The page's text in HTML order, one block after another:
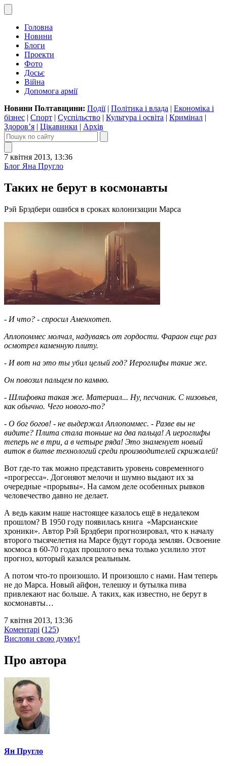
Головна
Новини
Блоги
Проекти
Фото
Досьє
Війна
Допомога армії
Новини Полтавщини: Події| Політика і влада | Економіка і
бізнес | Спорт | Суспільство | Культура і освіта | Кримінал |
Здоров’я | Цікавинки | Архів
7 квітня 2013, 13:36
Блог Яна Пругло
Таких не берут в космонавты
Рэй Брэдбери ошибся в сроках колонизации Марса
- И что? - спросил Аменхотеп.
Аплопоммес молчал, надуваясь от гордости. Фараон еще раз
осмотрел каменную плиту.
- И вот на это ты убил целый год? Иероглифы такие же.
Он повозил пальцем по камню.
- Шлифовка такая же. Материал... Ну, песчаник. С низовьев,
как обычно. Чего нового-то?
- О бог богов! - не выдержал Аплопоммес. - Разве вы не
видите? Плита стала тоньше на два пальца! А иероглифы
теперь не в три, а в четыре ряда! Это знаменует новый
виток в битве технологий среди производителей скрижалей!
Вот где-то так можно представить уровень современного
«прогресса». Догоняют мелочи и шумно выдают их за
очередные «прорывы». На самом деле особенных рывков
человечество давно не делает.
А ведь каким наше настоящее казалось ещё в недалеком
прошлом? В 1950 году появилась книга «Марсианские
хроники». Автор Рэй Брэдбери прогнозировал, что к началу
второго тысячелетия на Марсе будут города землян. Освоение
космоса в 60-70 годах прошлого века только усилило этот
прогноз, который казался реальным.
А потом что-то произошло. И произошло с нами. Нам теперь
не до Марса. Новый айфон, телешоу и бутылка пива
привлекают нас больше. А таких, как известно, не берут в
космонавты…
7 квітня 2013, 13:36
Коментарі (125)
Вислови свою думку!
Про автора
Ян Пругло